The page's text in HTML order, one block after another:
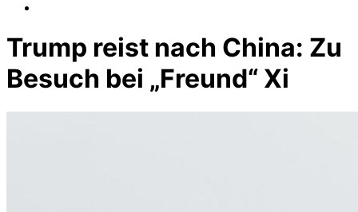
Trump reist nach China: Zu
Besuch bei „Freund“ Xi